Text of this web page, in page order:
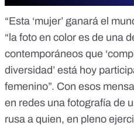
“Esta ‘mujer’ ganará el
“la foto en color es de una
contemporáneos que
diversidad’ está hoy
femenino”. Con esos
en redes una fotografía de
rusa a quien, en pleno